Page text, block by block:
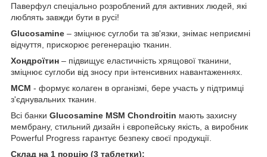
Паверфул спеціально розроблений для активних людей, які
люблять завжди бути в русі!
Glucosamine – зміцнює суглоби та зв'язки, знімає неприємні
відчуття, прискорює регенерацію тканин.
Хондроїтин – підвищує еластичність хрящової тканини,
зміцнює суглоби від зносу при інтенсивних навантаженнях.
МСМ - формує колаген в організмі, бере участь у підтримці
з'єднувальних тканин.
Всі банки Glucosamine MSM Chondroitin мають захисну
мембрану, стильний дизайн і європейську якість, а виробник
Powerful Progress гарантує безпеку своєї продукції.
Склад на 1 порцію (3 таблетки):